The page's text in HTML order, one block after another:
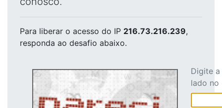
Para liberar o acesso do IP 216.73.216.239,
responda ao desafio abaixo.
Digite
lado no